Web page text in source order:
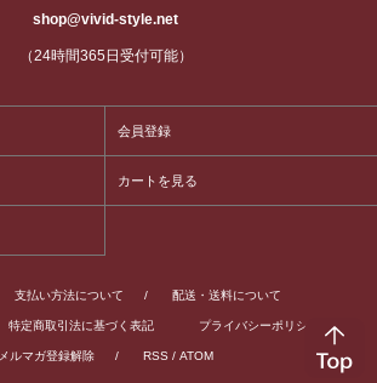
shop@vivid-style.net
（24時間365日受付可能）
会員登録
カートを見る
支払い方法について / 配送・送料について
特定商取引法に基づく表記 プライバシーポリシー
メルマガ登録解除 / RSS / ATOM